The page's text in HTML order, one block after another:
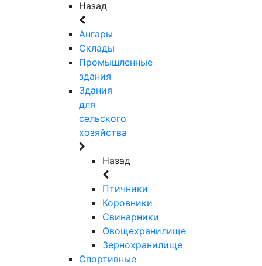
Назад
Ангары
Склады
Промышленные
здания
Здания
для
сельского
хозяйства
Назад
Птичники
Коровники
Свинарники
Овощехранилище
Зернохранилище
Спортивные